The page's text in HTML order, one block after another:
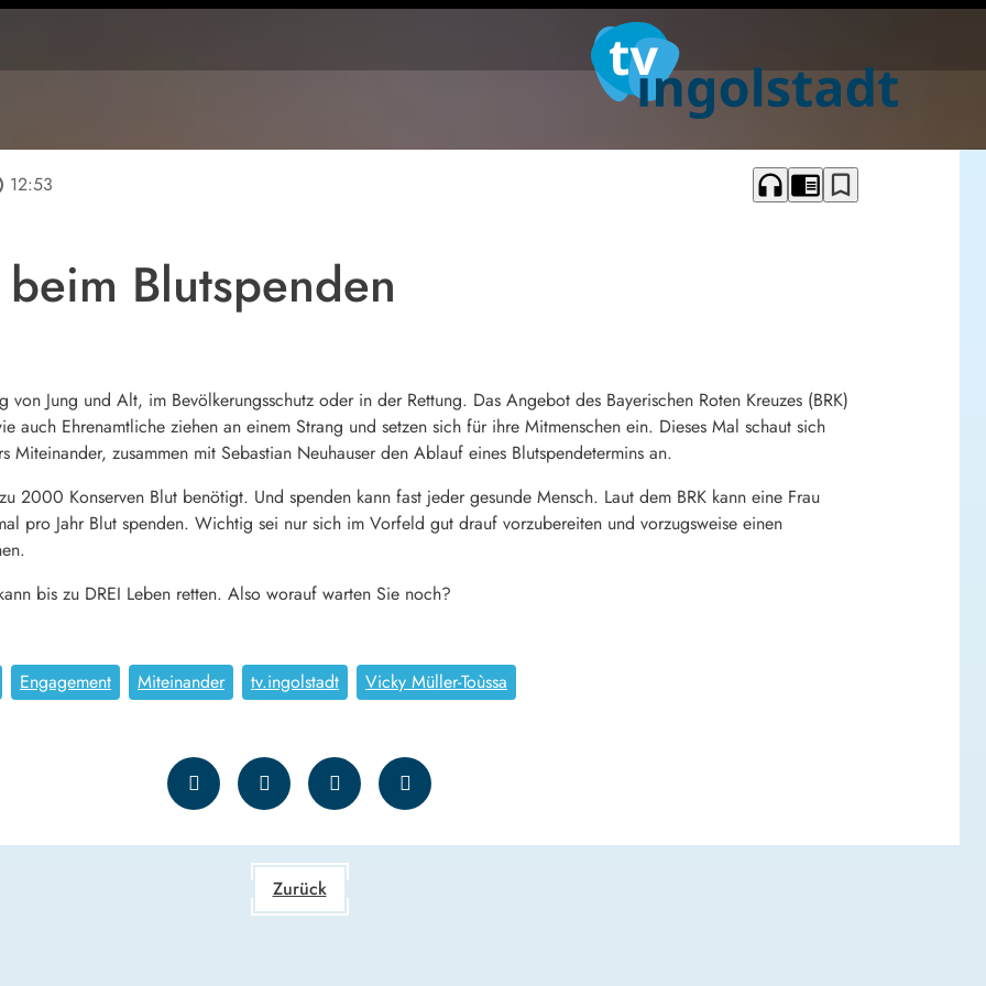
12:53 headphones chrome_reader_mode bookmark_border
Blutspenden
von Jung und Alt, im Bevölkerungsschutz oder in der Rettung. Das Angebot des Bayerischen Roten Kreuzes (BRK)
auch Ehrenamtliche ziehen an einem Strang und setzen sich für ihre Mitmenschen ein. Dieses Mal schaut sich
Miteinander, zusammen mit Sebastian Neuhauser den Ablauf eines Blutspendetermins an.
2000 Konserven Blut benötigt. Und spenden kann fast jeder gesunde Mensch. Laut dem BRK kann eine Frau
pro Jahr Blut spenden. Wichtig sei nur sich im Vorfeld gut drauf vorzubereiten und vorzugsweise einen
bis zu DREI Leben retten. Also worauf warten Sie noch?
Engagement Miteinander tv.ingolstadt Vicky Müller-Toùssa
Zurück